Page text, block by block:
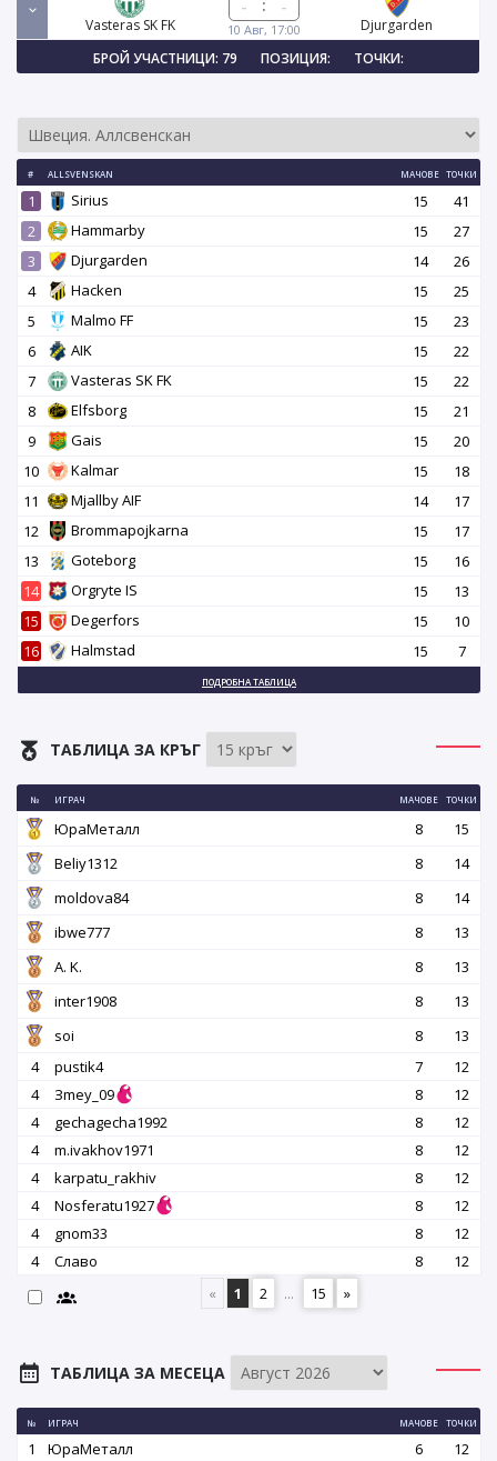
Vasteras SK FK
:
10 Авг, 17:00
Djurgarden
БРОЙ УЧАСТНИЦИ: 79
ПОЗИЦИЯ: ТОЧКИ:
# ALLSVENSKAN МАЧОВЕ ТОЧКИ
1 Sirius 15
41
2
Hammarby 15
27
3
Djurgarden 14
26
4
Hacken 15
25
5
Malmo FF 15
23
6
AIK 15
22
7
Vasteras SK FK 15
22
8
Elfsborg 15
21
9
Gais 15
20
10
Kalmar 15
18
11
Mjallby AIF 14
17
12
Brommapojkarna 15
17
13
Goteborg 15
16
14
Orgryte IS 15
13
15
Degerfors 15
10
16
Halmstad 15 7
ПОДРОБНА ТАБЛИЦА
ТАБЛИЦА ЗА КРЪГ
№ ИГРАЧ МАЧОВЕ ТОЧКИ
ЮраМеталл 8
15
Beliy1312
8
14
moldova84
8
14
ibwe777
8
13
A. K.
8
13
inter1908
8
13
soi
8
13
4
pustik4 7
12
4
Зmey_09 8
12
4
gechagecha1992 8
12
4
m.ivakhov1971 8
12
4
karpatu_rakhiv 8
12
4
Nosferatu1927 8
12
4
gnom33 8
12
4
Славо 8
12
«
1 2 ... 15 »
ТАБЛИЦА ЗА МЕСЕЦА
№ ИГРАЧ МАЧОВЕ ТОЧКИ
1 ЮраМеталл 6
12